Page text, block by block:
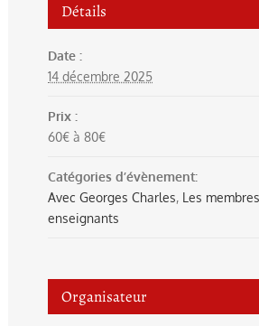
Détails
Date :
14 décembre 2025
Prix :
60€ à 80€
Catégories d’évènement:
Avec Georges Charles, Les membres
enseignants
Organisateur